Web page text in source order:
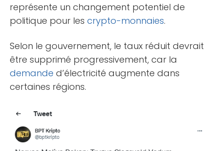
représente un changement potentiel de
politique pour les crypto-monnaies.
Selon le gouvernement, le taux réduit devrait
être supprimé progressivement, car la
demande d’électricité augmente dans
certaines régions.